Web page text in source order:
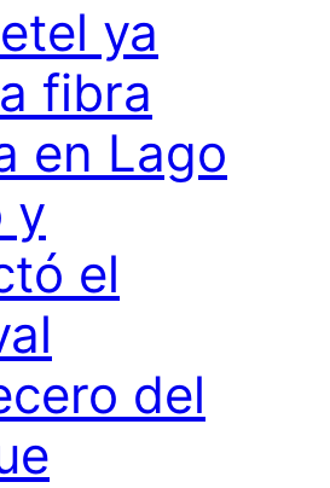
ya
fibra
en Lago
y
el
del